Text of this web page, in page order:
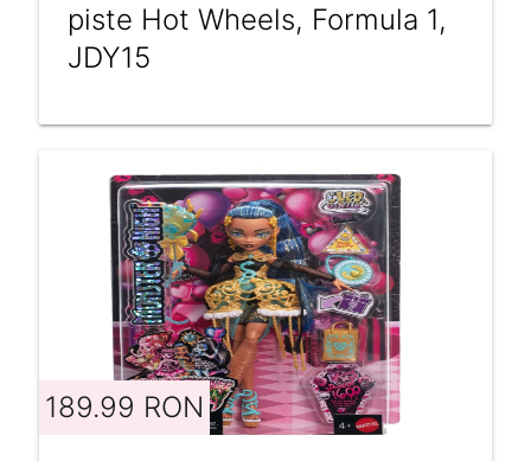
piste Hot Wheels, Formula 1,
JDY15
189.99 RON